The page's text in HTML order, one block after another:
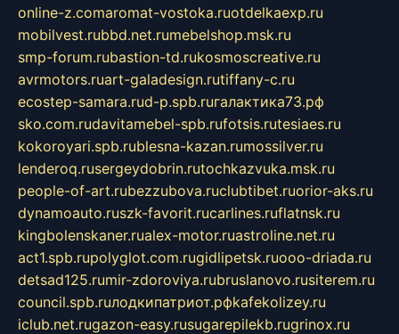
online-z.comaromat-vostoka.ruotdelkaexp.ru
mobilvest.rubbd.net.rumebelshop.msk.ru
smp-forum.rubastion-td.rukosmoscreative.ru
avrmotors.ruart-galadesign.rutiffany-c.ru
ecostep-samara.rud-p.spb.ruгалактика73.рф
sko.com.rudavitamebel-spb.rufotsis.rutesiaes.ru
kokoroyari.spb.rublesna-kazan.rumossilver.ru
lenderoq.rusergeydobrin.rutochkazvuka.msk.ru
people-of-art.rubezzubova.ruclubtibet.ruorior-aks.ru
dynamoauto.ruszk-favorit.rucarlines.ruflatnsk.ru
kingbolenskaner.rualex-motor.ruastroline.net.ru
act1.spb.rupolyglot.com.rugidlipetsk.ruooo-driada.ru
detsad125.rumir-zdoroviya.rubruslanovo.rusiterem.ru
council.spb.ruлодкипатриот.рфkafekolizey.ru
iclub.net.rugazon-easy.rusugarepilekb.rugrinox.ru